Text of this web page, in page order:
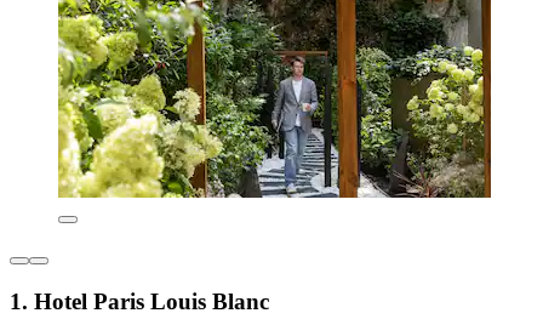
1. Hotel Paris Louis Blanc